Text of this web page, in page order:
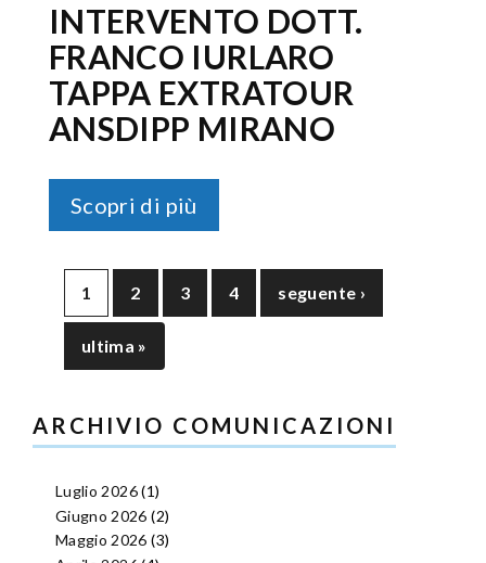
INTERVENTO DOTT.
FRANCO IURLARO
TAPPA EXTRATOUR
ANSDIPP MIRANO
Scopri di più
1 2 3 4 seguente ›
ultima »
ARCHIVIO COMUNICAZIONI
Luglio 2026(1)
Giugno 2026 (2)
Maggio 2026 (3)